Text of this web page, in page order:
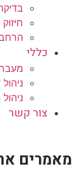
כללי
צור קשר
מאמרים